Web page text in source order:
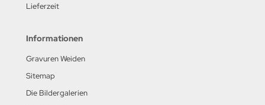
Lieferzeit
Informationen
Gravuren Weiden
Sitemap
Die Bildergalerien